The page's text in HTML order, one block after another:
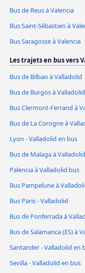
Bus de Reus à Valencia
Bus Saint-Sébastien à
Bus Saragosse à Valencia
Les trajets en bus vers
Bus de Bilbao à Valladolid
Bus de Burgos à Valladolid
Bus Clermont-Ferrand à
Bus de La Corogne à
Lyon - Valladolid en bus
Bus de Malaga à Valladolid
Palencia à Valladolid bus
Bus Pampelune à
Bus Paris - Valladolid
Bus de Ponferrada à
Bus de Salamanca (ES) à
Santander - Valladolid en
Sevilla - Valladolid en bus